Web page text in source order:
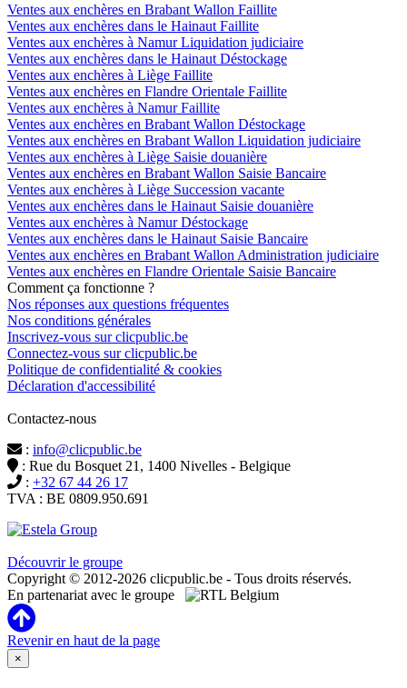
Ventes aux enchères en Brabant Wallon Faillite
Ventes aux enchères dans le Hainaut Faillite
Ventes aux enchères à Namur Liquidation judiciaire
Ventes aux enchères dans le Hainaut Déstockage
Ventes aux enchères à Liège Faillite
Ventes aux enchères en Flandre Orientale Faillite
Ventes aux enchères à Namur Faillite
Ventes aux enchères en Brabant Wallon Déstockage
Ventes aux enchères en Brabant Wallon Liquidation judiciaire
Ventes aux enchères à Liège Saisie douanière
Ventes aux enchères en Brabant Wallon Saisie Bancaire
Ventes aux enchères à Liège Succession vacante
Ventes aux enchères dans le Hainaut Saisie douanière
Ventes aux enchères à Namur Déstockage
Ventes aux enchères dans le Hainaut Saisie Bancaire
Ventes aux enchères en Brabant Wallon Administration judiciaire
Ventes aux enchères en Flandre Orientale Saisie Bancaire
Comment ça fonctionne ?
Nos réponses aux questions fréquentes
Nos conditions générales
Inscrivez-vous sur clicpublic.be
Connectez-vous sur clicpublic.be
Politique de confidentialité & cookies
Déclaration d'accessibilité
Contactez-nous
: info@clicpublic.be
: Rue du Bosquet 21, 1400 Nivelles - Belgique
: +32 67 44 26 17
TVA : BE 0809.950.691
Découvrir le groupe
Copyright © 2012-2026 clicpublic.be - Tous droits réservés.
En partenariat avec le groupe
Revenir en haut de la page
×